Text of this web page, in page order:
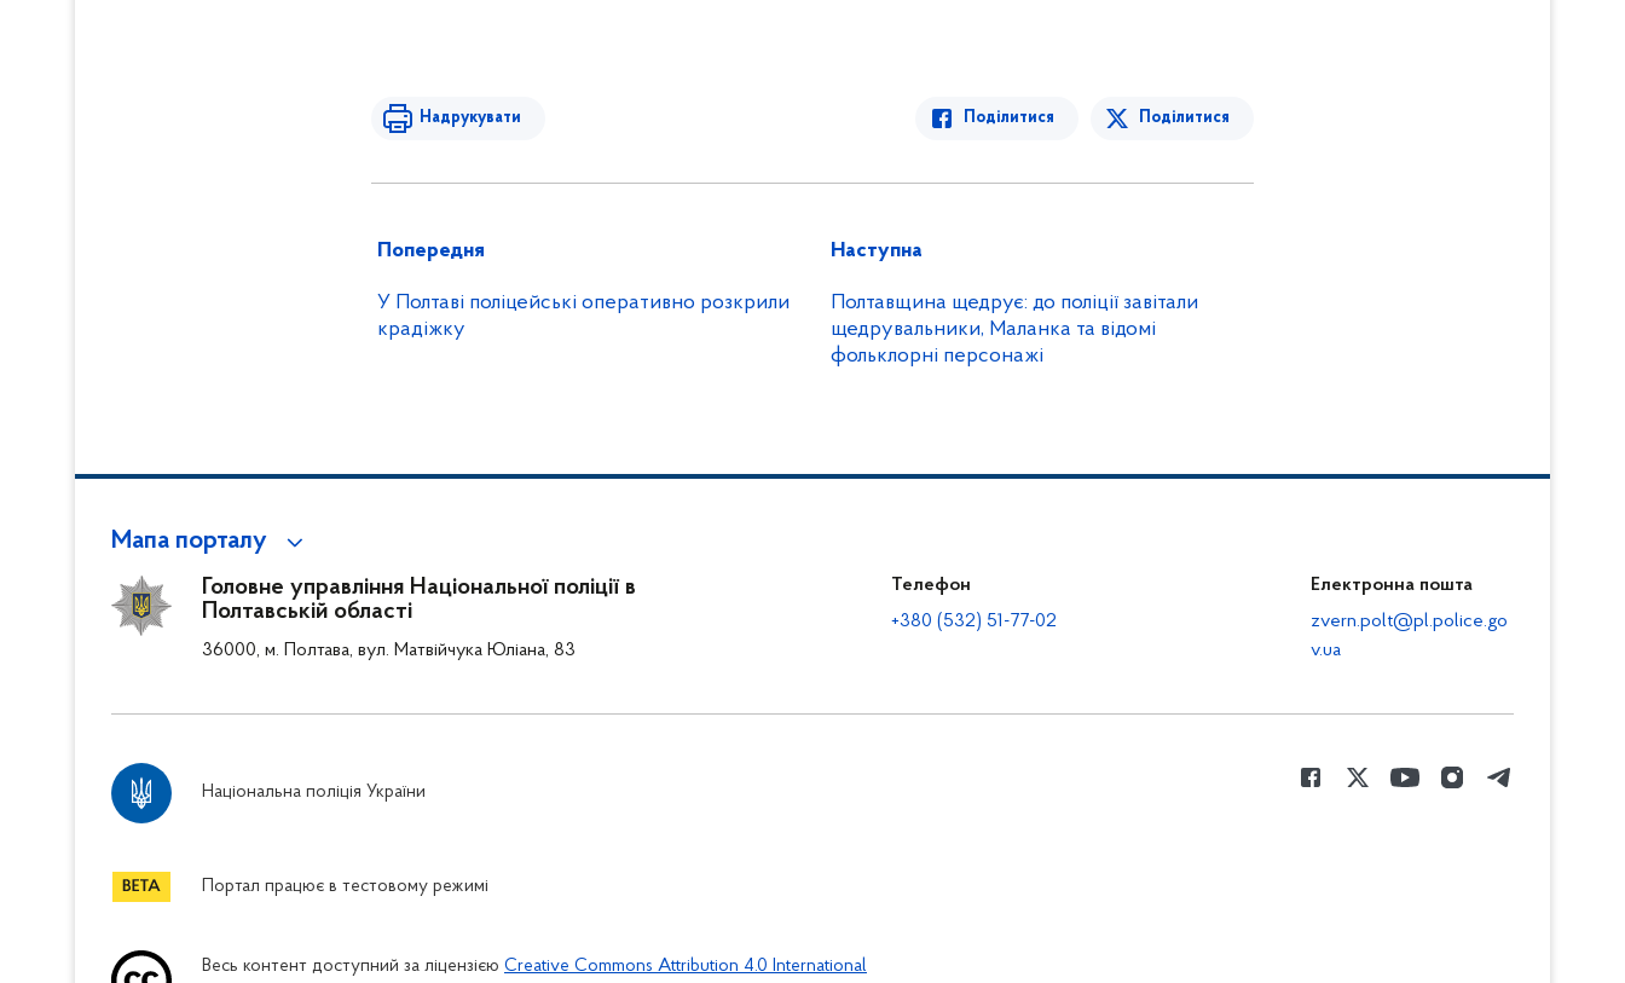
Надрукувати Поділитися Поділитися
Попередня
У Полтаві поліцейські оперативно розкрили
крадіжку
Наступна
Полтавщина щедрує: до поліції завітали
щедрувальники, Маланка та відомі
фольклорні персонажі
Мапа порталу
Головне управління Національної поліції в
Полтавській області
36000, м. Полтава, вул. Матвійчука Юліана, 83
Телефон
+380 (532) 51-77-02
Електронна пошта
zvern.polt@pl.police.go
v.ua
Національна поліція України
Портал працює в тестовому режимі
Весь контент доступний за ліцензією Creative Commons Attribution 4.0 International